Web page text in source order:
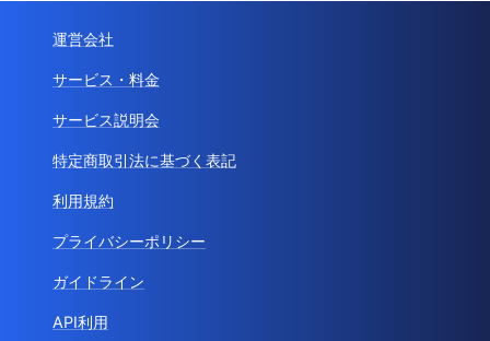
運営会社
サービス・料金
サービス説明会
特定商取引法に基づく表記
利用規約
プライバシーポリシー
ガイドライン
API利用